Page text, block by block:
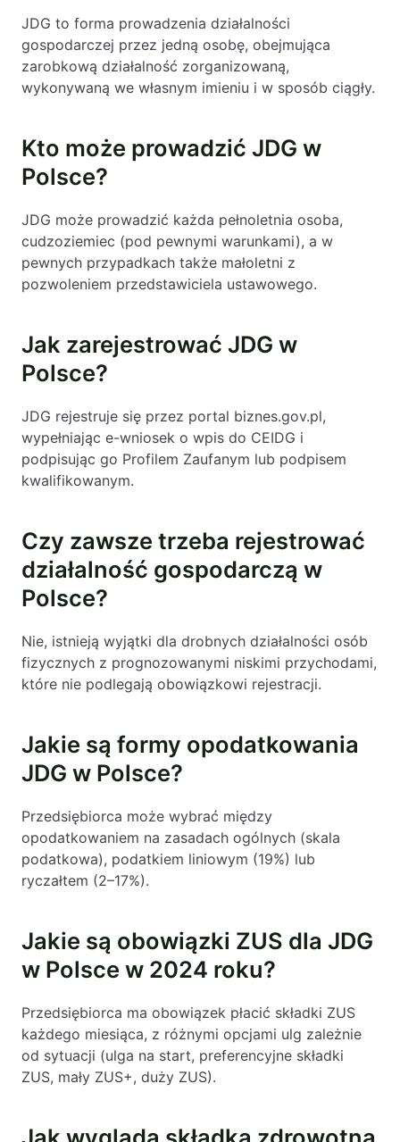
JDG to forma prowadzenia działalności
gospodarczej przez jedną osobę, obejmująca
zarobkową działalność zorganizowaną,
wykonywaną we własnym imieniu i w sposób ciągły.
Kto może prowadzić JDG w
Polsce?
JDG może prowadzić każda pełnoletnia osoba,
cudzoziemiec (pod pewnymi warunkami), a w
pewnych przypadkach także małoletni z
pozwoleniem przedstawiciela ustawowego.
Jak zarejestrować JDG w
Polsce?
JDG rejestruje się przez portal biznes.gov.pl,
wypełniając e-wniosek o wpis do CEIDG i
podpisując go Profilem Zaufanym lub podpisem
kwalifikowanym.
Czy zawsze trzeba rejestrować
działalność gospodarczą w
Polsce?
Nie, istnieją wyjątki dla drobnych działalności osób
fizycznych z prognozowanymi niskimi przychodami,
które nie podlegają obowiązkowi rejestracji.
Jakie są formy opodatkowania
JDG w Polsce?
Przedsiębiorca może wybrać między
opodatkowaniem na zasadach ogólnych (skala
podatkowa), podatkiem liniowym (19%) lub
ryczałtem (2–17%).
Jakie są obowiązki ZUS dla JDG
w Polsce w 2024 roku?
Przedsiębiorca ma obowiązek płacić składki ZUS
każdego miesiąca, z różnymi opcjami ulg zależnie
od sytuacji (ulga na start, preferencyjne składki
ZUS, mały ZUS+, duży ZUS).